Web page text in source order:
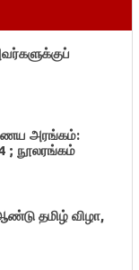
அரங்கம்:
; நூலரங்கம்
தமிழ் விழா,